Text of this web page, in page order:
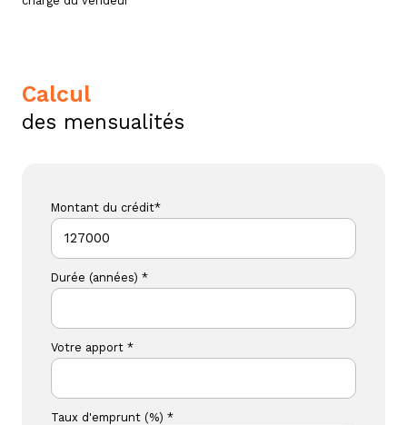
calcul
des mensualités
Montant du crédit*
Durée (années) *
Votre apport *
Taux d'emprunt (%) *